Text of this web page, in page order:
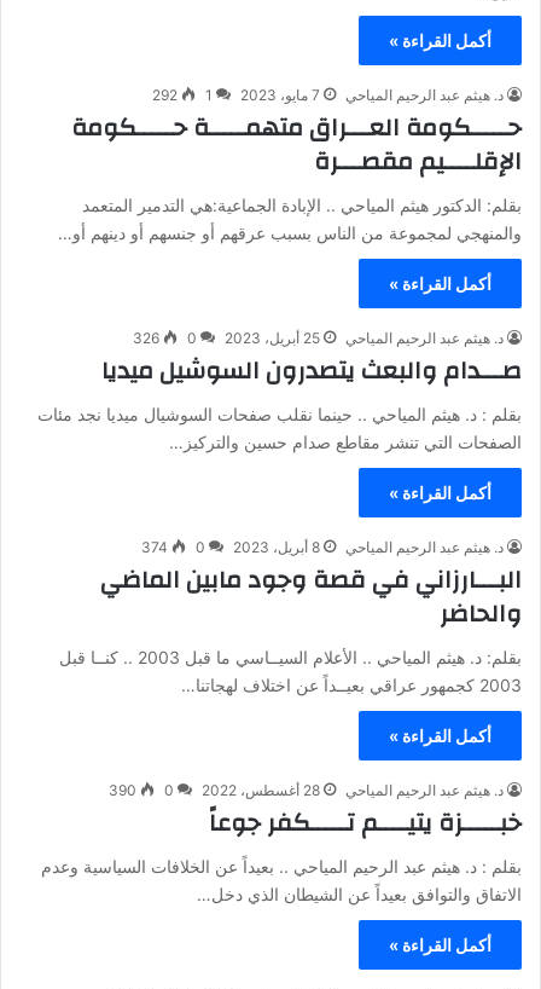
أكمل القراءة »
د. هيثم عبد الرحيم المياحي 7 مايو، 2023 1
292
حـــــكومة العـــراق متهمـــــة حـــــكومة
الإقلــــيم مقصـــرة
بقلم: الدكتور هيثم المياحي .. الإبادة الجماعية:هي التدمير المتعمد
والمنهجي لمجموعة من الناس بسبب عرقهم أو جنسهم أو دينهم أو…
أكمل القراءة »
د. هيثم عبد الرحيم المياحي 25 أبريل، 2023 0
326
صـــدام والبعث يتصدرون السوشيل ميديا
بقلم : د. هيثم المياحي .. حينما نقلب صفحات السوشيال ميديا نجد مئات
الصفحات التي تنشر مقاطع صدام حسين والتركيز…
أكمل القراءة »
د. هيثم عبد الرحيم المياحي 8 أبريل، 2023 0
374
البـــارزاني في قصة وجود مابين الماضي
والحاضر
بقلم: د. هيثم المياحي .. الأعلام السيــاسي ما قبل 2003 .. كنــا قبل
2003 كجمهور عراقي بعيــداً عن اختلاف لهجاتنا…
أكمل القراءة »
د. هيثم عبد الرحيم المياحي 28 أغسطس، 2022 0
390
خبـــــزة يتيــــم تـــــكفر جوعاً
بقلم : د. هيثم عبد الرحيم المياحي .. بعيداً عن الخلافات السياسية وعدم
الاتفاق والتوافق بعيداً عن الشيطان الذي دخل…
أكمل القراءة »